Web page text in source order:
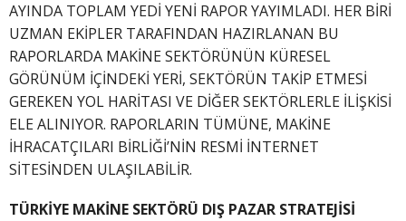
AYINDA TOPLAM YEDİ YENİ RAPOR YAYIMLADI. HER BİRİ
UZMAN EKİPLER TARAFINDAN HAZIRLANAN BU
RAPORLARDA MAKİNE SEKTÖRÜNÜN KÜRESEL
GÖRÜNÜM İÇİNDEKİ YERİ, SEKTÖRÜN TAKİP ETMESİ
GEREKEN YOL HARİTASI VE DİĞER SEKTÖRLERLE İLİŞKİSİ
ELE ALINIYOR. RAPORLARIN TÜMÜNE, MAKİNE
İHRACATÇILARI BİRLİĞİ’NİN RESMİ İNTERNET
SİTESİNDEN ULAŞILABİLİR.
TÜRKİYE MAKİNE SEKTÖRÜ DIŞ PAZAR STRATEJİSİ